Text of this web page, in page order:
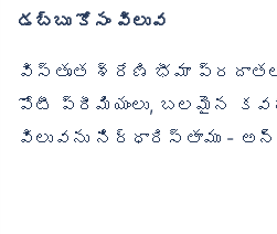
డబ్బు కోసం విలువ
విస్తృత శ్రేణి భీమా
పోటీ ప్రీమియంలు, బలమైన
విలువను నిర్ధారిస్తాము -